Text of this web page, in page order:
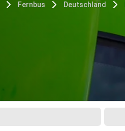
Fernbus Deutschland